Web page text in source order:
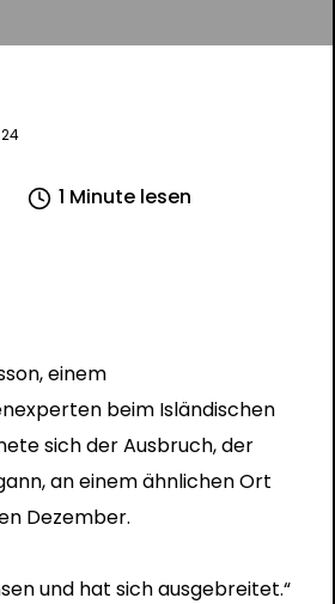
1 Minute lesen
einem
beim Isländischen
sich der Ausbruch, der
an einem ähnlichen Ort
Dezember.
und hat sich ausgebreitet.“